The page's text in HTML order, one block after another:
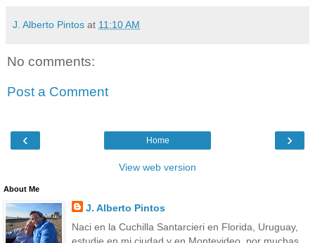
J. Alberto Pintos at 11:10 AM
No comments:
Post a Comment
‹ ›
Home
View web version
About Me
J. Alberto Pintos
Naci en la Cuchilla Santarcieri en Florida, Uruguay,